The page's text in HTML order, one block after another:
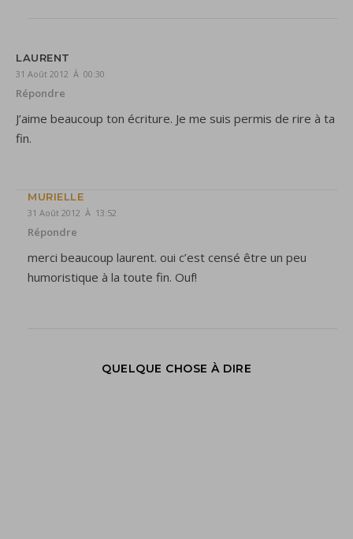
LAURENT
31 Août 2012 À 00:30
Répondre
J’aime beaucoup ton écriture. Je me suis permis de rire à ta
fin.
MURIELLE
31 Août 2012 À 13:52
Répondre
merci beaucoup laurent. oui c’est censé être un peu
humoristique à la toute fin. Ouf!
QUELQUE CHOSE À DIRE